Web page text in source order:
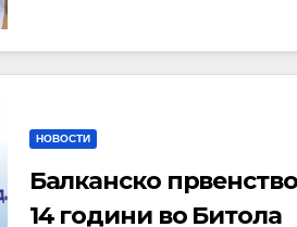
НОВОСТИ
Балканско
14 години во Битола